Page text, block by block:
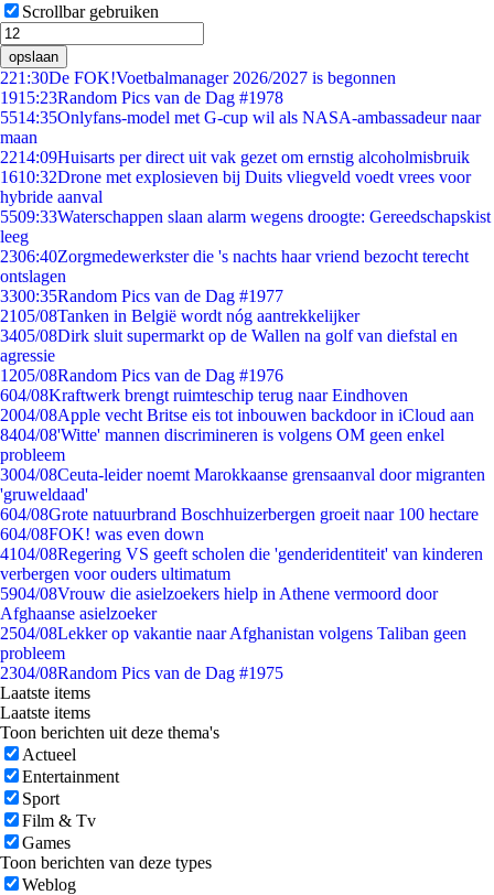
Scrollbar gebruiken
opslaan
221:30De FOK!Voetbalmanager 2026/2027 is begonnen
1915:23Random Pics van de Dag #1978
5514:35Onlyfans-model met G-cup wil als NASA-ambassadeur naar
maan
2214:09Huisarts per direct uit vak gezet om ernstig alcoholmisbruik
1610:32Drone met explosieven bij Duits vliegveld voedt vrees voor
hybride aanval
5509:33Waterschappen slaan alarm wegens droogte: Gereedschapskist
leeg
2306:40Zorgmedewerkster die 's nachts haar vriend bezocht terecht
ontslagen
3300:35Random Pics van de Dag #1977
2105/08Tanken in België wordt nóg aantrekkelijker
3405/08Dirk sluit supermarkt op de Wallen na golf van diefstal en
agressie
1205/08Random Pics van de Dag #1976
604/08Kraftwerk brengt ruimteschip terug naar Eindhoven
2004/08Apple vecht Britse eis tot inbouwen backdoor in iCloud aan
8404/08'Witte' mannen discrimineren is volgens OM geen enkel
probleem
3004/08Ceuta-leider noemt Marokkaanse grensaanval door migranten
'gruweldaad'
604/08Grote natuurbrand Boschhuizerbergen groeit naar 100 hectare
604/08FOK! was even down
4104/08Regering VS geeft scholen die 'genderidentiteit' van kinderen
verbergen voor ouders ultimatum
5904/08Vrouw die asielzoekers hielp in Athene vermoord door
Afghaanse asielzoeker
2504/08Lekker op vakantie naar Afghanistan volgens Taliban geen
probleem
2304/08Random Pics van de Dag #1975
Laatste items
Laatste items
Toon berichten uit deze thema's
Actueel
Entertainment
Sport
Film & Tv
Games
Toon berichten van deze types
Weblog